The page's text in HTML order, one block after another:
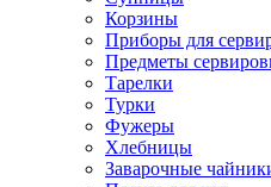
Корзины
Приборы для
Предметы
Тарелки
Турки
Фужеры
Хлебницы
Заварочные